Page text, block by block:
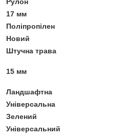
17 мм
Поліпропілен
Новий
Штучна трава
15 мм
Ландшафтна
Універсальна
Зелений
Універсальний